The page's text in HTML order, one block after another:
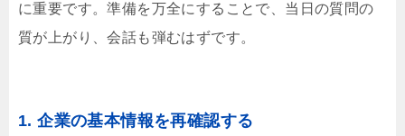
に重要です。準備を万全にすることで、当日の質問の
質が上がり、会話も弾むはずです。
1. 企業の基本情報を再確認する